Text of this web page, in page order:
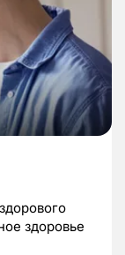
здоровье